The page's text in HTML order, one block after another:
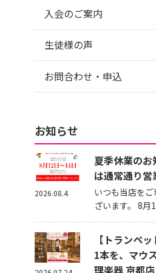
入会のご案内
生徒様の声
お問合わせ・申込
お知らせ
夏季休業の
は通常通り
いつも当店を
ざいます。 8月
2026.08.4
【トランペ
1本を、マウ